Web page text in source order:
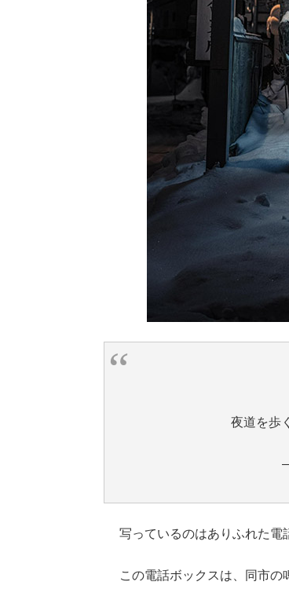
夜道を歩
写っているのはありふれた電
この電話ボックスは、同市の